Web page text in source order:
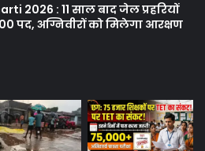
2026 : 11 साल बाद जेल प्रहरियों
पद, अग्निवीरों को मिलेगा आरक्षण